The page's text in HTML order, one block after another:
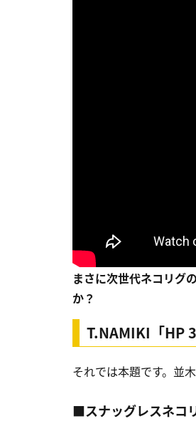
まさに次世代ネコリグ
か？
T.NAMIKI「HP
それでは本題です。並
■スナッグレスネコ